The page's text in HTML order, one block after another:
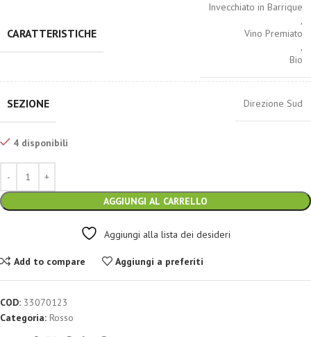
CARATTERISTICHE
Invecchiato in Barrique
,
Vino Premiato
,
Bio
SEZIONE Direzione Sud
4 disponibili
AGGIUNGI AL CARRELLO
Aggiungi alla lista dei desideri
Add to compare Aggiungi a preferiti
COD: 33070123
Categoria: Rosso